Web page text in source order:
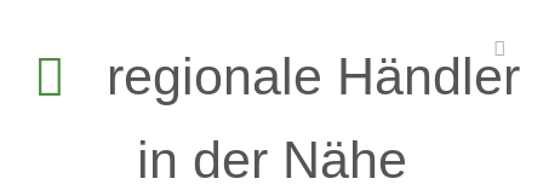
regionale Händler
in der Nähe